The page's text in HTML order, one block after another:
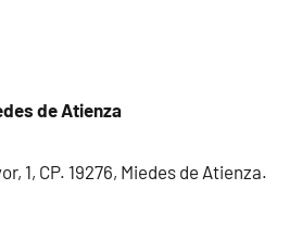
de Atienza
1, CP. 19276, Miedes de Atienza.